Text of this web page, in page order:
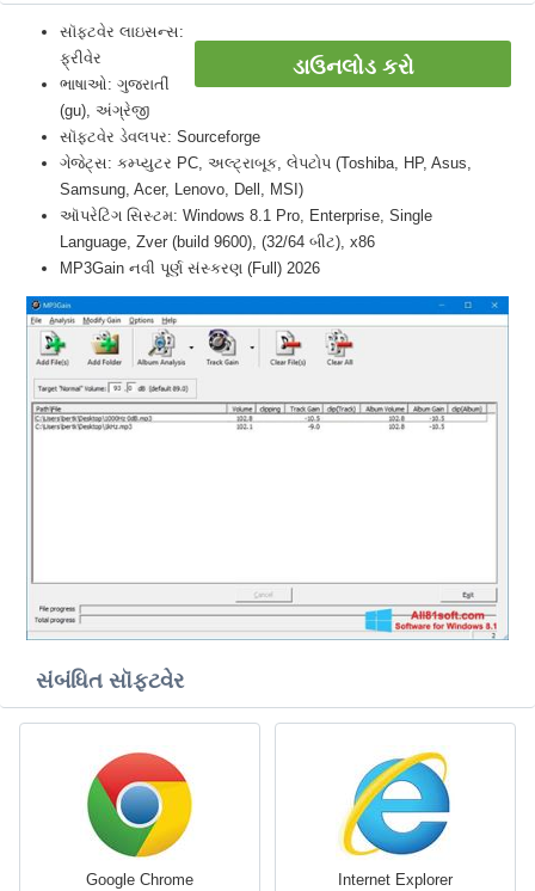
ડાઉનલોડ કરો
સૉફ્ટવેર લાઇસન્સ:
ફ્રીવેર
ભાષાઓ: ગુજરાતીં
(gu), અંગ્રેજી
સૉફ્ટવેર ડેવલપર: Sourceforge
ગેજેટ્સ: કમ્પ્યુટર PC, અલ્ટ્રાબૂક, લેપટોપ (Toshiba, HP, Asus,
Samsung, Acer, Lenovo, Dell, MSI)
ઑપરેટિંગ સિસ્ટમ: Windows 8.1 Pro, Enterprise, Single
Language, Zver (build 9600), (32/64 બીટ), x86
MP3Gain નવી પૂર્ણ સંસ્કરણ (Full) 2026
સંબંધિત સૉફ્ટવેર
Google Chrome Internet Explorer